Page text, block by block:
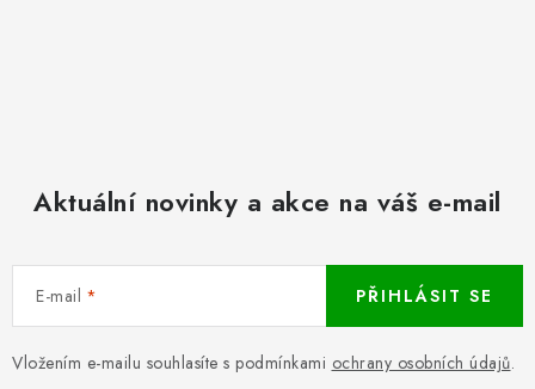
Aktuální novinky a akce na váš e-mail
E-mail
Vložením e-mailu souhlasíte s podmínkami ochrany osobních údajů.
PŘIHLÁSIT SE